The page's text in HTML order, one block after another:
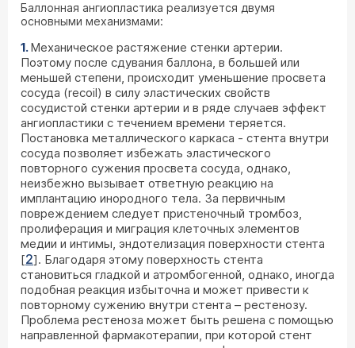
Баллонная ангиопластика реализуется двумя
основными механизмами:
Механическое растяжение стенки артерии.
Поэтому после сдувания баллона, в большей или
меньшей степени, происходит уменьшение просвета
сосуда (recoil) в силу эластических свойств
сосудистой стенки артерии и в ряде случаев эффект
ангиопластики с течением времени теряется.
Постановка металлического каркаса - стента внутри
сосуда позволяет избежать эластического
повторного сужения просвета сосуда, однако,
неизбежно вызывает ответную реакцию на
имплантацию инородного тела. За первичным
повреждением следует пристеночный тромбоз,
пролиферация и миграция клеточных элементов
медии и интимы, эндотелизация поверхности стента
[2]. Благодаря этому поверхность стента
становиться гладкой и атромбогенной, однако, иногда
подобная реакция избыточна и может привести к
повторному сужению внутри стента – рестенозу.
Проблема рестеноза может быть решена с помощью
направленной фармакотерапии, при которой стент